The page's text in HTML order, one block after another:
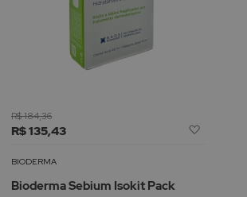
Adicionar
Desejos
R$ 135,43
R$ 184,36
BIODERMA
Bioderma Sebium Isokit Pack